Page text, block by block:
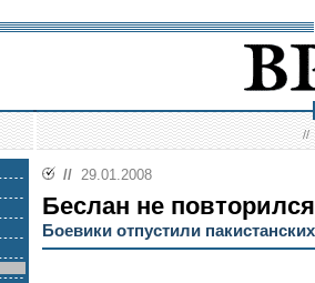
//
// 29.01.2008
Беслан не повторился
Боевики отпустили